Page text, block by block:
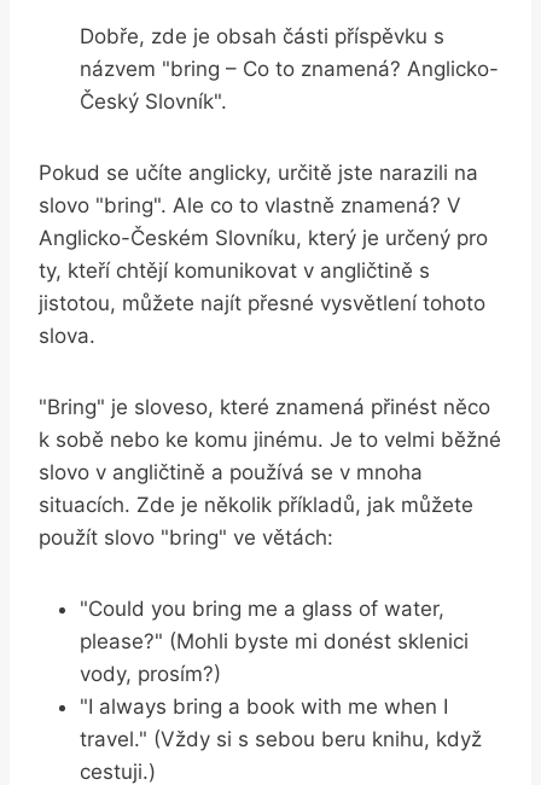
Dobře, zde je obsah části příspěvku s
názvem "bring – Co to znamená? Anglicko-
Český Slovník".
Pokud se učíte anglicky, určitě jste narazili na
slovo "bring". Ale co to vlastně znamená? V
Anglicko-Českém Slovníku, který je určený pro
ty, kteří chtějí komunikovat v angličtině s
jistotou, můžete najít přesné vysvětlení tohoto
slova.
"Bring" je sloveso, které znamená přinést něco
k sobě nebo ke komu jinému. Je to velmi běžné
slovo v angličtině a používá se v mnoha
situacích. Zde je několik příkladů, jak můžete
použít slovo "bring" ve větách:
"Could you bring me a glass of water,
please?" (Mohli byste mi donést sklenici
vody, prosím?)
"I always bring a book with me when I
travel." (Vždy si s sebou beru knihu, když
cestuji.)